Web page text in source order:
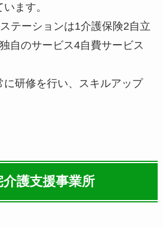
ます。
テーションは1介護保険2自立
自のサービス4自費サービス
に研修を行い、スキルアップ
護支援事業所